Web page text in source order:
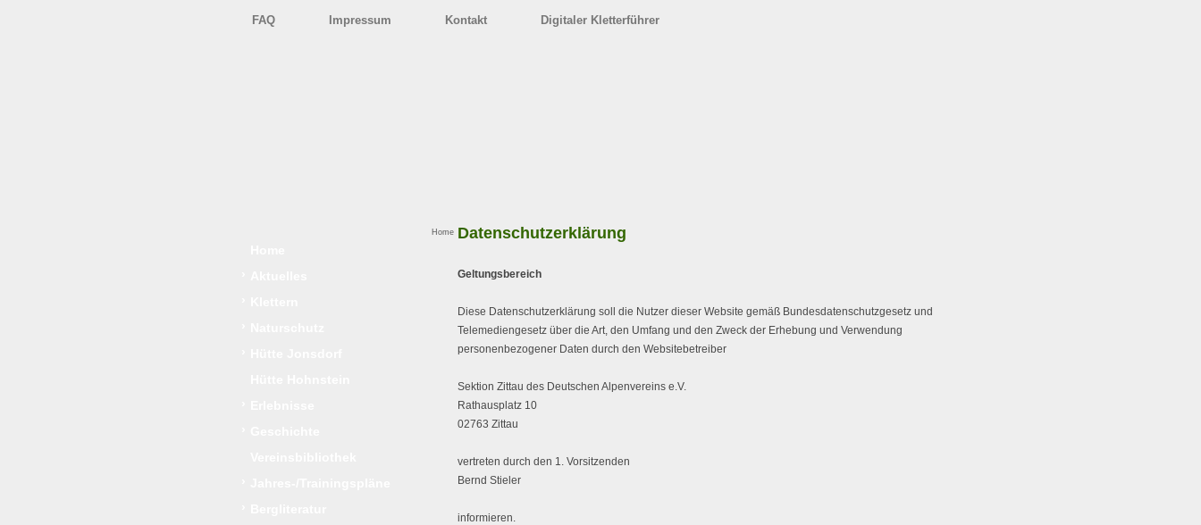
FAQ Impressum Kontakt Digitaler Kletterführer
Datenschutzerklärung
Geltungsbereich
Diese Datenschutzerklärung soll die Nutzer dieser Website gemäß Bundesdatenschutzgesetz und
Telemediengesetz über die Art, den Umfang und den Zweck der Erhebung und Verwendung
personenbezogener Daten durch den Websitebetreiber
Sektion Zittau des Deutschen Alpenvereins e.V.
Rathausplatz 10
02763 Zittau
vertreten durch den 1. Vorsitzenden
Bernd Stieler
informieren.
Home